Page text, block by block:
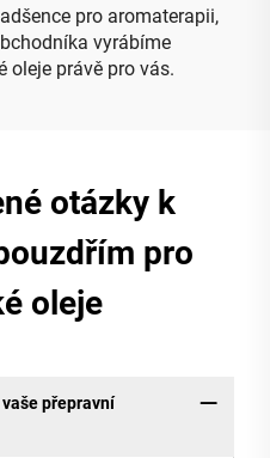
pro aromaterapii,
vyrábíme
oleje právě pro vás.
otázky k
pro
oleje
přepravní